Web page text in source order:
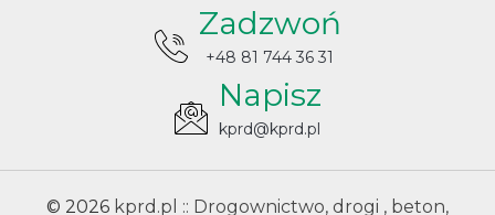
Zadzwoń
+48 81 744 36 31
Napisz
kprd@kprd.pl
© 2026 kprd.pl :: Drogownictwo, drogi , beton,